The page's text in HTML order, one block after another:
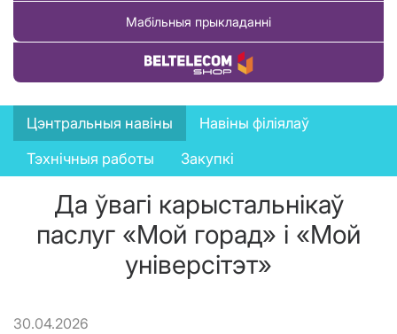
Мабільныя прыкладанні
Купіць тавар
News
menu
Цэнтральныя навіны
Навіны філіялаў
Тэхнічныя работы
Закупкі
Да ўвагі карыстальнікаў
паслуг «Мой горад» і «Мой
універсітэт»
30.04.2026